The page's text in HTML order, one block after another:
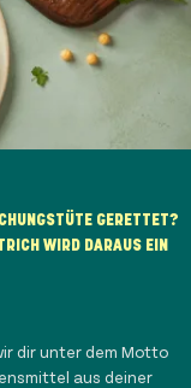
GERETTET?
WIRD DARAUS EIN
dir unter dem Motto
aus deiner